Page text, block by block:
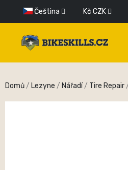
Čeština Kč CZK
Domů Lezyne Nářadí Tire Repair